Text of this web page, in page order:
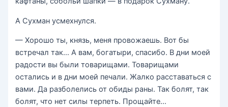
А Сухман усмехнулся.
— Хорошо ты, князь, меня провожаешь. Вот бы
встре­чал так… А вам, богатыри, спасибо. В дни моей
радости вы были товарищами. Товарищами
остались и в дни моей печали. Жалко расставаться с
вами. Да разболелись от обиды раны. Так болят, так
болят, что нет силы терпеть. Прощайте…